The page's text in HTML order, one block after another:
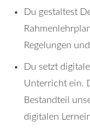
Du gestaltest
Regelungen
Du setzt
Unterricht ein.
Bestandteil
digitalen